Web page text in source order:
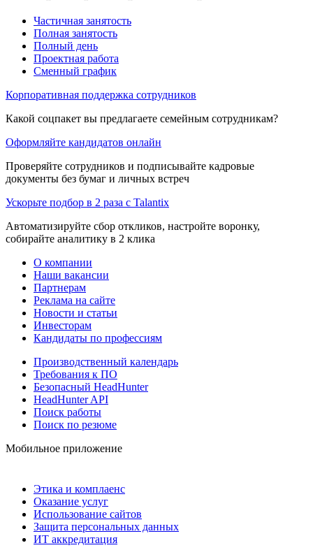
Частичная занятость
Полная занятость
Полный день
Проектная работа
Сменный график
Корпоративная поддержка сотрудников
Какой соцпакет вы предлагаете семейным сотрудникам?
Оформляйте кандидатов онлайн
Проверяйте сотрудников и подписывайте кадровые
документы без бумаг и личных встреч
Ускорьте подбор в 2 раза с Talantix
Автоматизируйте сбор откликов, настройте воронку,
собирайте аналитику в 2 клика
О компании
Наши вакансии
Партнерам
Реклама на сайте
Новости и статьи
Инвесторам
Кандидаты по профессиям
Производственный календарь
Требования к ПО
Безопасный HeadHunter
HeadHunter API
Поиск работы
Поиск по резюме
Мобильное приложение
Этика и комплаенс
Оказание услуг
Использование сайтов
Защита персональных данных
ИТ аккредитация